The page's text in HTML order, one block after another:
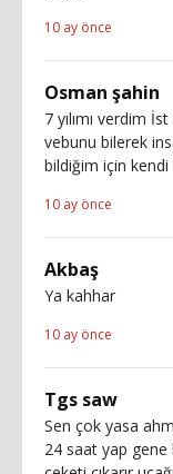
10 ay önce
Osman şahin
7 yılımı verdim
vebunu bilerek
bildiğim için
10 ay önce
Akbaş
Ya kahhar
10 ay önce
Tgs saw
Sen çok yasa
24 saat yap gene